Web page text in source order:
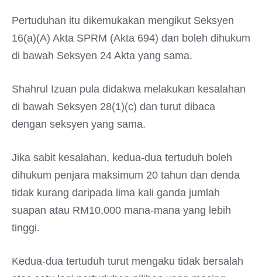
Pertuduhan itu dikemukakan mengikut Seksyen
16(a)(A) Akta SPRM (Akta 694) dan boleh dihukum
di bawah Seksyen 24 Akta yang sama.
Shahrul Izuan pula didakwa melakukan kesalahan
di bawah Seksyen 28(1)(c) dan turut dibaca
dengan seksyen yang sama.
Jika sabit kesalahan, kedua-dua tertuduh boleh
dihukum penjara maksimum 20 tahun dan denda
tidak kurang daripada lima kali ganda jumlah
suapan atau RM10,000 mana-mana yang lebih
tinggi.
Kedua-dua tertuduh turut mengaku tidak bersalah